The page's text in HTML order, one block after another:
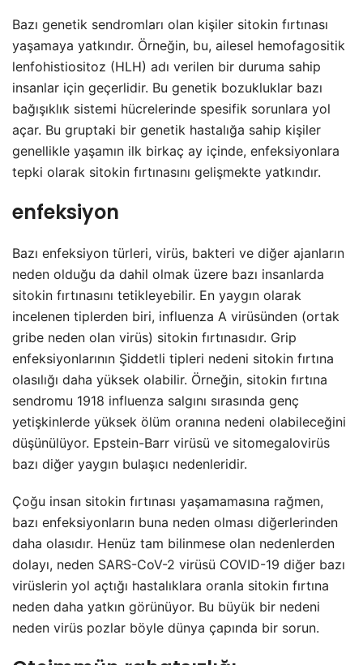
Bazı genetik sendromları olan kişiler sitokin fırtınası
yaşamaya yatkındır. Örneğin, bu, ailesel hemofagositik
lenfohistiositoz (HLH) adı verilen bir duruma sahip
insanlar için geçerlidir. Bu genetik bozukluklar bazı
bağışıklık sistemi hücrelerinde spesifik sorunlara yol
açar. Bu gruptaki bir genetik hastalığa sahip kişiler
genellikle yaşamın ilk birkaç ay içinde, enfeksiyonlara
tepki olarak sitokin fırtınasını gelişmekte yatkındır.
enfeksiyon
Bazı enfeksiyon türleri, virüs, bakteri ve diğer ajanların
neden olduğu da dahil olmak üzere bazı insanlarda
sitokin fırtınasını tetikleyebilir. En yaygın olarak
incelenen tiplerden biri, influenza A virüsünden (ortak
gribe neden olan virüs) sitokin fırtınasıdır. Grip
enfeksiyonlarının Şiddetli tipleri nedeni sitokin fırtına
olasılığı daha yüksek olabilir. Örneğin, sitokin fırtına
sendromu 1918 influenza salgını sırasında genç
yetişkinlerde yüksek ölüm oranına nedeni olabileceğini
düşünülüyor. Epstein-Barr virüsü ve sitomegalovirüs
bazı diğer yaygın bulaşıcı nedenleridir.
Çoğu insan sitokin fırtınası yaşamamasına rağmen,
bazı enfeksiyonların buna neden olması diğerlerinden
daha olasıdır. Henüz tam bilinmese olan nedenlerden
dolayı, neden SARS-CoV-2 virüsü COVID-19 diğer bazı
virüslerin yol açtığı hastalıklara oranla sitokin fırtına
neden daha yatkın görünüyor. Bu büyük bir nedeni
neden virüs pozlar böyle dünya çapında bir sorun.